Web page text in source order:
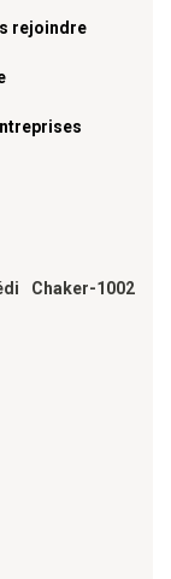
rejoindre
Chaker-1002